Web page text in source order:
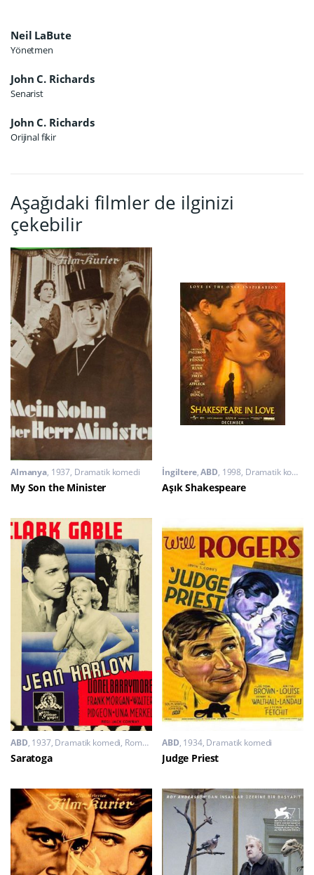
Neil LaBute
Yönetmen
John C. Richards
Senarist
John C. Richards
Orijinal fikir
Aşağıdaki filmler de ilginizi
çekebilir
Almanya 1937 Dramatik komedi
My Son the Minister
İngiltere,ABD 1998 Dramatik komedi
Aşık Shakespeare
ABD 1937 Dramatik komedi, Romantik
Saratoga
ABD 1934 Dramatik komedi
Judge Priest